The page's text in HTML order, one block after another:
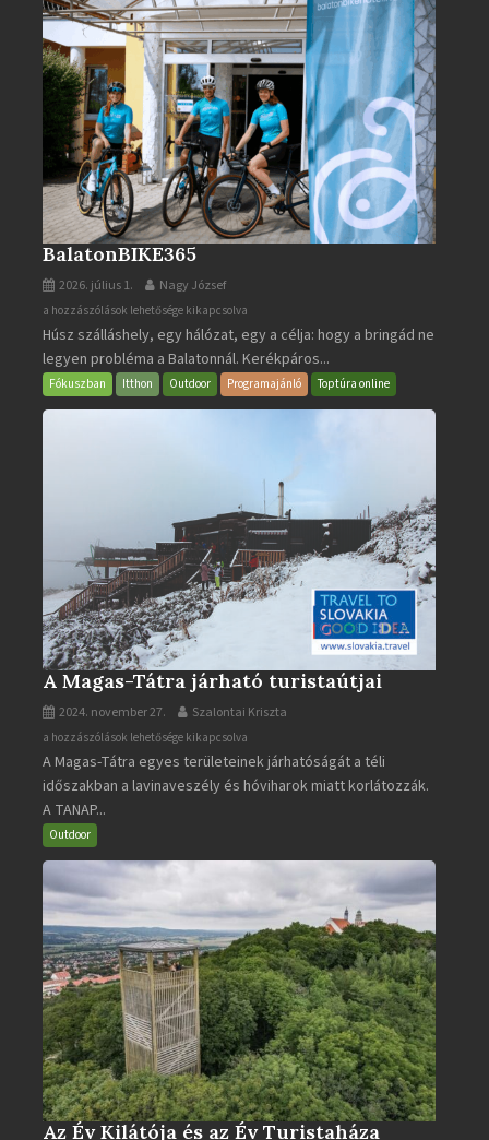
BalatonBIKE365
2026. július 1. Nagy József
BalatonBIKE365
bejegyzéshez
a hozzászólások lehetősége kikapcsolva
Húsz szálláshely, egy hálózat, egy a célja: hogy a bringád ne
legyen probléma a Balatonnál. Kerékpáros...
Fókuszban Itthon Outdoor Programajánló Toptúra online
A Magas-Tátra járható turistaútjai
2024. november 27. Szalontai Kriszta
A
Magas-
Tátra
járható
turistaútjai
a hozzászólások lehetősége kikapcsolva
A Magas-Tátra egyes területeinek járhatóságát a téli
időszakban a lavinaveszély és hóviharok miatt korlátozzák.
A TANAP...
Outdoor
Az Év Kilátója és az Év Turistaháza